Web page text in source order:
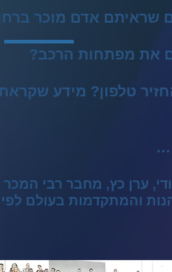
אדם מוכר
את מפתחות הרכב?
טלפון? מידע
ערן כץ, מחבר רבי
והמתקדמות בעולם